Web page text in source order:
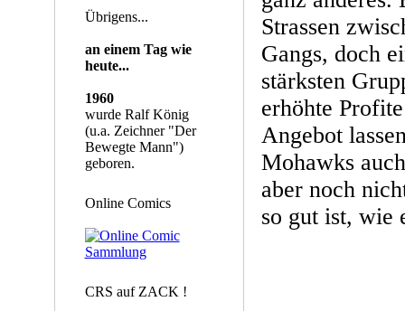
Übrigens...
an einem Tag wie
heute...
1960
wurde Ralf König
(u.a. Zeichner "Der
Bewegte Mann")
geboren.
Online Comics
CRS auf ZACK !
Strassen
Gangs, doch
stärksten
erhöhte
Angebot
Mohawks
aber noch
so gut ist, wie